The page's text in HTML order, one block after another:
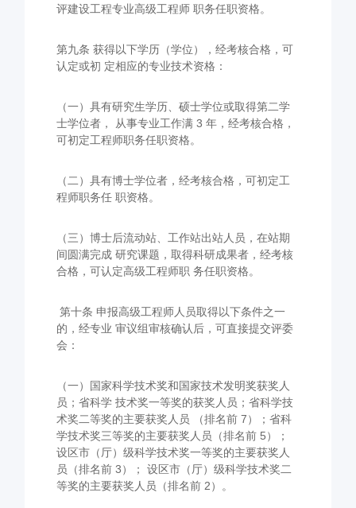
评建设工程专业高级工程师 职务任职资格。
第九条 获得以下学历（学位），经考核合格，可
认定或初 定相应的专业技术资格：
（一）具有研究生学历、硕士学位或取得第二学
士学位者， 从事专业工作满 3 年，经考核合格，
可初定工程师职务任职资格。
（二）具有博士学位者，经考核合格，可初定工
程师职务任 职资格。
（三）博士后流动站、工作站出站人员，在站期
间圆满完成 研究课题，取得科研成果者，经考核
合格，可认定高级工程师职 务任职资格。
第十条 申报高级工程师人员取得以下条件之一
的，经专业 审议组审核确认后，可直接提交评委
会：
（一）国家科学技术奖和国家技术发明奖获奖人
员；省科学 技术奖一等奖的获奖人员；省科学技
术奖二等奖的主要获奖人员 （排名前 7）；省科
学技术奖三等奖的主要获奖人员（排名前 5）；
设区市（厅）级科学技术奖一等奖的主要获奖人
员（排名前 3）； 设区市（厅）级科学技术奖二
等奖的主要获奖人员（排名前 2）。